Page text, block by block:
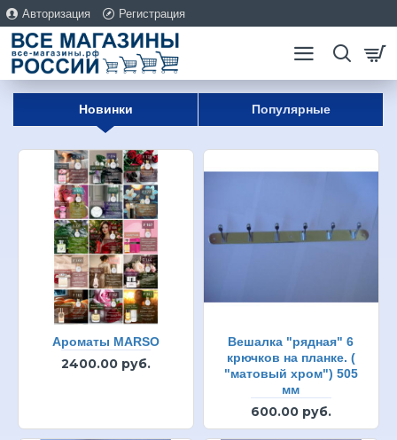
Авторизация Регистрация
Новинки Популярные
Ароматы MARSO
2400.00 руб.
Вешалка "рядная" 6
крючков на планке. (
"матовый хром") 505
мм
600.00 руб.